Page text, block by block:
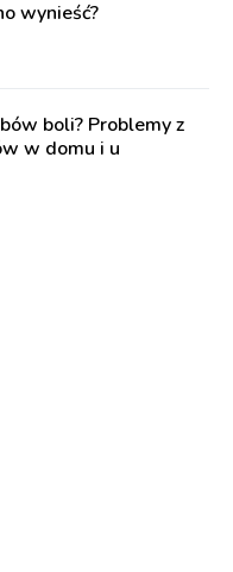
wynieść?
boli? Problemy z
w domu i u